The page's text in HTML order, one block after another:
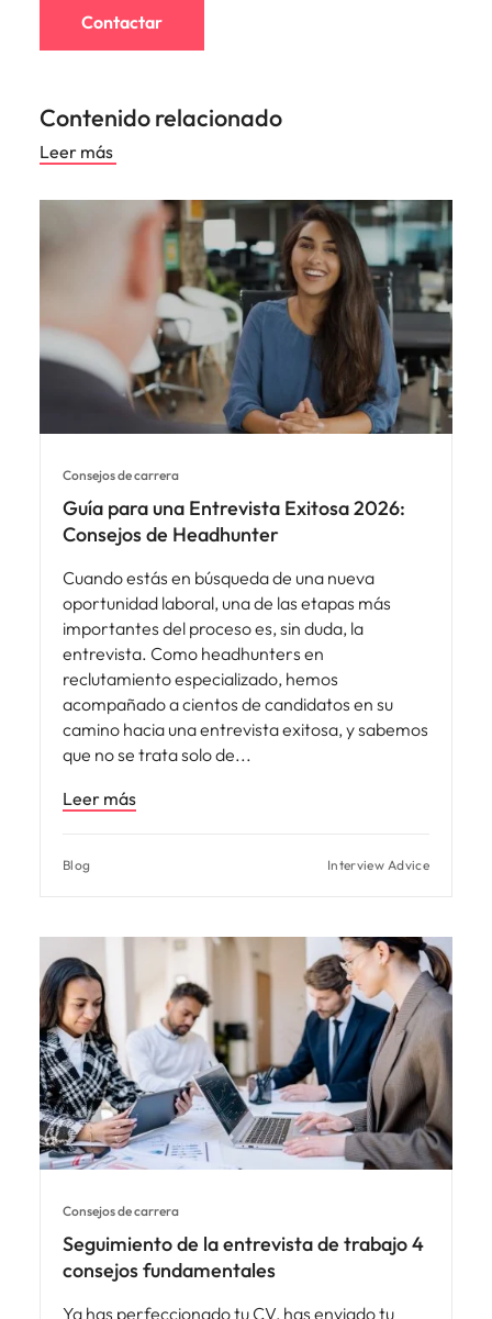
Contactar
Contenido relacionado
Leer más
Consejos de carrera
Guía para una Entrevista Exitosa 2026:
Consejos de Headhunter
Cuando estás en búsqueda de una nueva
oportunidad laboral, una de las etapas más
importantes del proceso es, sin duda, la
entrevista. Como headhunters en
reclutamiento especializado, hemos
acompañado a cientos de candidatos en su
camino hacia una entrevista exitosa, y sabemos
que no se trata solo de
Leer más
Blog Interview Advice
Consejos de carrera
Seguimiento de la entrevista de trabajo 4
consejos fundamentales
Ya has perfeccionado tu CV, has enviado tu